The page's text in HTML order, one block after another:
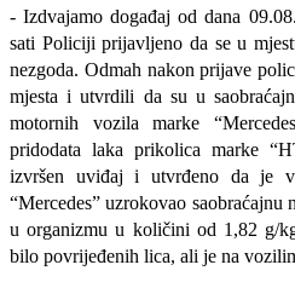
- Izdvajamo događaj od dana
sati Policiji prijavljeno da se u
nezgoda. Odmah nakon prijave
mjesta i utvrdili da su u
motornih vozila marke
pridodata laka prikolica marke
izvršen uviđaj i utvrđeno da je
“Mercedes” uzrokovao saobraćajnu
u organizmu u količini od 1,82 g/
bilo povrijeđenih lica, ali je na